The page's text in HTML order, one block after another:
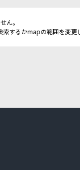
ん。
するかmapの範囲を変更